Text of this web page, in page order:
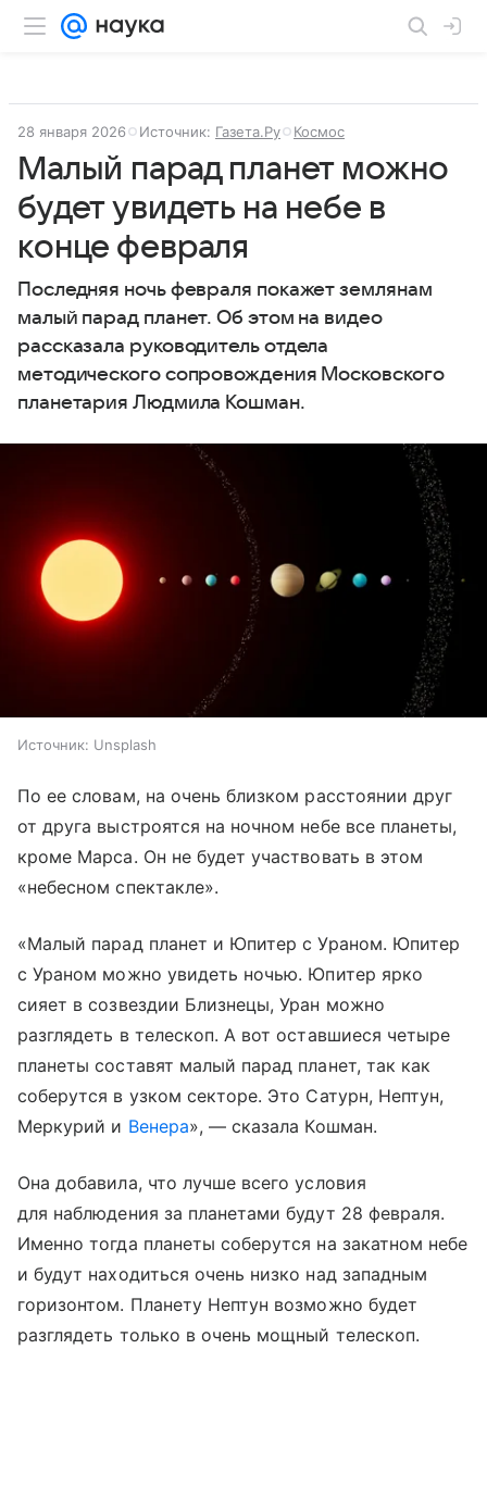
28 января 2026 Источник: Газета.Ру Космос
Малый парад планет можно
будет увидеть на небе в
конце февраля
Последняя ночь февраля покажет землянам
малый парад планет. Об этом на видео
рассказала руководитель отдела
методического сопровождения Московского
планетария Людмила Кошман.
Источник: Unsplash
По ее словам, на очень близком расстоянии друг
от друга выстроятся на ночном небе все планеты,
кроме Марса. Он не будет участвовать в этом
«небесном спектакле».
«Малый парад планет и Юпитер с Ураном. Юпитер
с Ураном можно увидеть ночью. Юпитер ярко
сияет в созвездии Близнецы, Уран можно
разглядеть в телескоп. А вот оставшиеся четыре
планеты составят малый парад планет, так как
соберутся в узком секторе. Это Сатурн, Нептун,
Меркурий и Венера», — сказала Кошман.
Она добавила, что лучше всего условия
для наблюдения за планетами будут 28 февраля.
Именно тогда планеты соберутся на закатном небе
и будут находиться очень низко над западным
горизонтом. Планету Нептун возможно будет
разглядеть только в очень мощный телескоп.